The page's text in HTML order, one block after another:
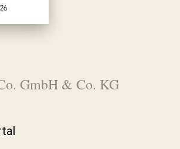
GmbH & Co. KG